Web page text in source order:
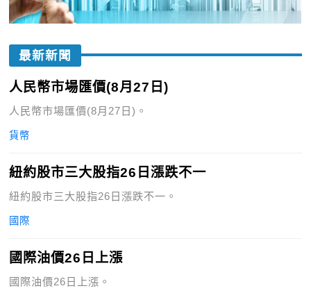
最新新聞
人民幣市場匯價(8月27日)
人民幣市場匯價(8月27日)。
貨幣
紐約股市三大股指26日漲跌不一
紐約股市三大股指26日漲跌不一。
國際
國際油價26日上漲
國際油價26日上漲。